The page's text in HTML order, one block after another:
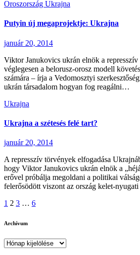
Oroszország Ukrajna
Putyin új megaprojektje: Ukrajna
január 20, 2014
Viktor Janukovics ukrán elnök a
véglegesen a belorusz-orosz modell
számára – írja a Vedomosztyi
ukrán társadalom hogyan fog reagálni…
Ukrajna
Ukrajna a szétesés felé tart?
január 20, 2014
A represszív törvények elfogadása
hogy Viktor Janukovics ukrán elnök a
erővel próbálja megoldani a politikai
felerősödött viszont az ország kelet-
Bejegyzések
lapozása
1 2 3 … 6
Archívum
Archívum